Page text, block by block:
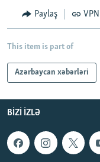
XƏBƏRPaylaş
This item is part of
Azərbaycan xəbərləri
BIZI IZLƏ